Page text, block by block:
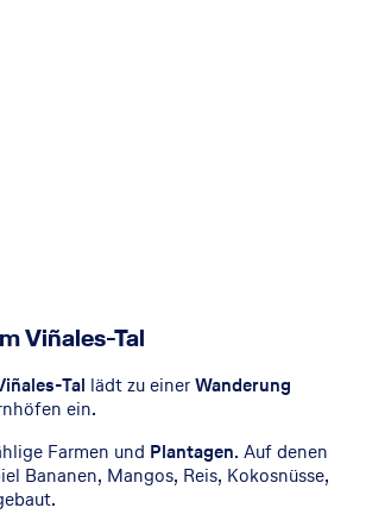
Viñales-Tal
Tal lädt zu einerWanderung
ein.
Farmen und Plantagen. Auf denen
Bananen, Mangos, Reis, Kokosnüsse,